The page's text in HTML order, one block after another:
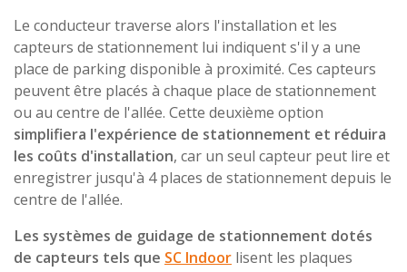
Le conducteur traverse alors l'installation et les
capteurs de stationnement lui indiquent s'il y a une
place de parking disponible à proximité. Ces capteurs
peuvent être placés à chaque place de stationnement
ou au centre de l'allée. Cette deuxième option
simplifiera l'expérience de stationnement et réduira
les coûts d'installation, car un seul capteur peut lire et
enregistrer jusqu'à 4 places de stationnement depuis le
centre de l'allée.
Les systèmes de guidage de stationnement dotés
de capteurs tels que SC Indoor lisent les plaques